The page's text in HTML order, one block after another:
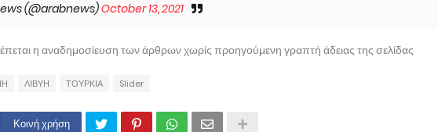
(@arabnews)October 13, 2021
η αναδημοσίευση των άρθρων χωρίς προηγούμενη γραπτή άδειας της σελίδας
ΛΙΒΥΗ ΤΟΥΡΚΙΑ Slider
Κοινή χρήση